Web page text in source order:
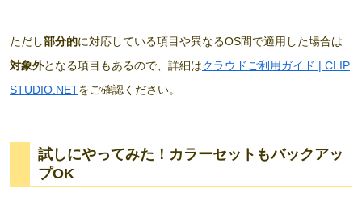
ただし部分的に対応している項目や異なるOS間で適用した場合は
対象外となる項目もあるので、詳細はクラウドご利用ガイド | CLIP
STUDIO.NETをご確認ください。
試しにやってみた！カラーセットもバックアッ
プOK